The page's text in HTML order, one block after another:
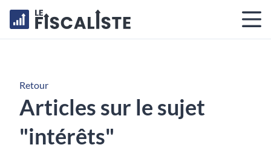
Retour
Articles sur le sujet
"intérêts"